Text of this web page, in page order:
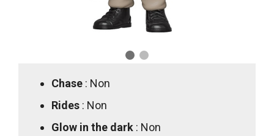
Chase : Non
Rides : Non
Glow in the dark : Non